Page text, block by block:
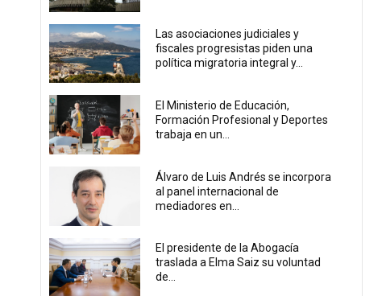
Las asociaciones judiciales y
fiscales progresistas piden una
política migratoria integral y...
El Ministerio de Educación,
Formación Profesional y Deportes
trabaja en un...
Álvaro de Luis Andrés se incorpora
al panel internacional de
mediadores en...
El presidente de la Abogacía
traslada a Elma Saiz su voluntad
de...